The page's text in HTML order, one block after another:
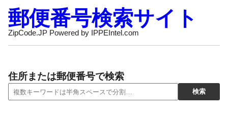
郵便番号検索サイト
ZipCode.JP Powered by IPPEIntel.com
住所または郵便番号で検索